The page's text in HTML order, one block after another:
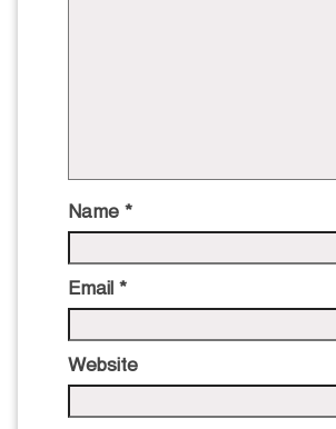
Name *
Email *
Website